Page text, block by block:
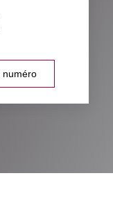
numéro